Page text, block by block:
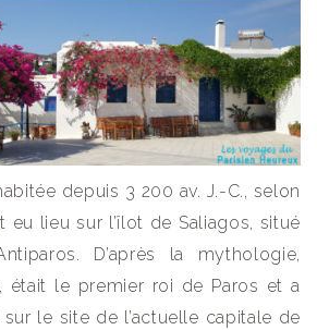
depuis 3 200 av. J.-C., selon
lieu sur l’îlot de Saliagos, situé
D’après la mythologie,
était le premier roi de Paros et a
le site de l’actuelle capitale de